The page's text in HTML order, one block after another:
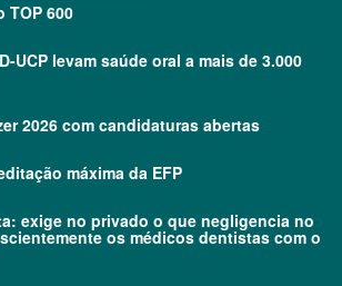
TOP 600
UCP levam saúde oral a mais de 3.000
2026 com candidaturas abertas
máxima da EFP
exige no privado o que negligencia no
os médicos dentistas com o